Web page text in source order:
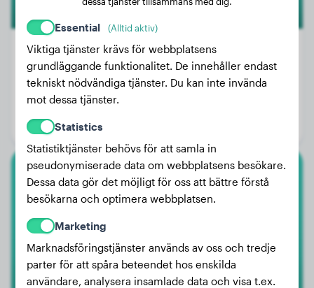
Vikt:
22 kg
Ålder:
Kön:
Airedaleterrier
Essential (Alltid aktiv)
Viktiga tjänster krävs för webbplatsens
grundläggande funktionalitet. De innehåller endast
tekniskt nödvändiga tjänster. Du kan inte invända
mot dessa tjänster.
Statistics
Statistiktjänster behövs för att samla in
pseudonymiserade data om webbplatsens besökare.
Dessa data gör det möjligt för oss att bättre förstå
besökarna och optimera webbplatsen.
Marketing
Marknadsföringstjänster används av oss och tredje
parter för att spåra beteendet hos enskilda
användare, analysera insamlade data och visa t.ex.